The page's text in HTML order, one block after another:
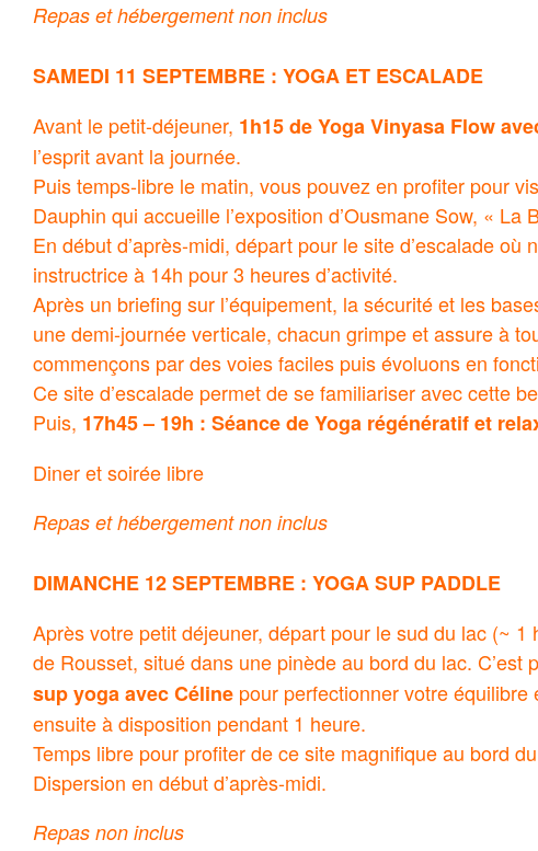
Repas et hébergement non inclus
SAMEDI 11 SEPTEMBRE : YOGA ET ESCALADE
Avant le petit-déjeuner, 1h15 de YogaVinyasa Flow
l’esprit avant la journée.
Puis temps-libre le matin, vous pouvez en profiter pour
Dauphin qui accueille l’exposition d’Ousmane Sow, « La
En début d’après-midi, départ pour le site d’escalade où
instructrice à 14h pour 3 heures d’activité.
Après un briefing sur l’équipement, la sécurité et les
une demi-journée verticale, chacun grimpe et assure à
commençons par des voies faciles puis évoluons en
Ce site d’escalade permet de se familiariser avec cette
Puis, 17h45 – 19h : Séance de Yoga régénératif et
Diner et soirée libre
Repas et hébergement non inclus
DIMANCHE 12 SEPTEMBRE : YOGA SUP PADDLE
Après votre petit déjeuner, départ pour le sud du lac (~ 1
de Rousset, situé dans une pinède au bord du lac. C’est
sup yoga avec Céline pour perfectionner votre
ensuite à disposition pendant 1 heure.
Temps libre pour profiter de ce site magnifique au bord
Dispersion en début d’après-midi.
Repas non inclus